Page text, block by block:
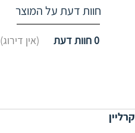
חוות דעת על המוצר
0חוות דעת (אין דירוג)
קרליין